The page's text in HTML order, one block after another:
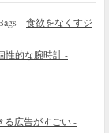
食欲をなくすジ
性的な腕時計 -
る広告がすごい -